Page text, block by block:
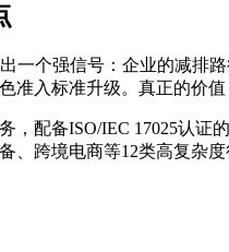
一个强信号：企业的减
入标准升级。真正的价
配备ISO/IEC 17025认证
、跨境电商等12类高复